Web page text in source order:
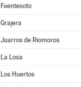
Fuentesoto
Grajera
Juarros de Riomoros
La Losa
Los Huertos